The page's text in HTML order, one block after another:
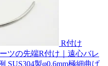
R付け
ツの先端R付け｜遠心バレ
SUS304製φ0.6mm極細曲げ